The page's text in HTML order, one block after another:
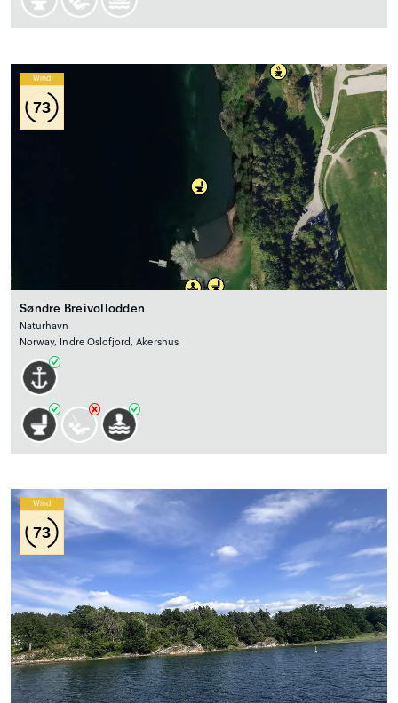
Wind
73
Søndre Breivollodden
Naturhavn
Norway, Indre Oslofjord, Akershus
Wind
73